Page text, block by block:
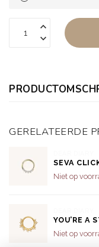
GERELATEERDE
SEVA
Niet op
YOU’RE A
Niet op